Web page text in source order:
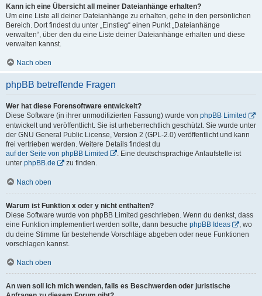
Kann ich eine Übersicht all meiner Dateianhänge erhalten?
Um eine Liste all deiner Dateianhänge zu erhalten, gehe in den persönlichen
Bereich. Dort findest du unter „Einstieg“ einen Punkt „Dateianhänge
verwalten“, über den du eine Liste deiner Dateianhänge erhalten und diese
verwalten kannst.
Nach oben
phpBB betreffende Fragen
Wer hat diese Forensoftware entwickelt?
Diese Software (in ihrer unmodifizierten Fassung) wurde von phpBB Limited
entwickelt und veröffentlicht. Sie ist urheberrechtlich geschützt. Sie wurde unter
der GNU General Public License, Version 2 (GPL-2.0) veröffentlicht und kann
frei vertrieben werden. Weitere Details findest du
auf der Seite von phpBB Limited
. Eine deutschsprachige Anlaufstelle ist
unter phpBB.de zu finden.
Nach oben
Warum ist Funktion x oder y nicht enthalten?
Diese Software wurde von phpBB Limited geschrieben. Wenn du denkst, dass
eine Funktion implementiert werden sollte, dann besuche phpBB Ideas
, wo
du deine Stimme für bestehende Vorschläge abgeben oder neue Funktionen
vorschlagen kannst.
Nach oben
An wen soll ich mich wenden, falls es Beschwerden oder juristische